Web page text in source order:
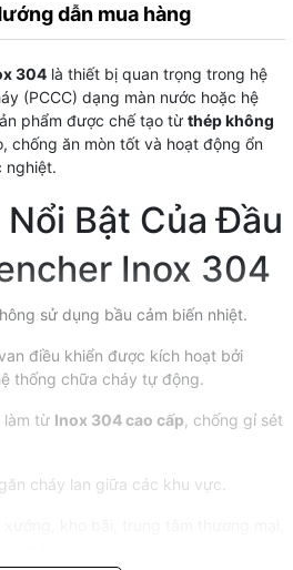
dẫn mua hàng
304là thiết bị quan trọng trong hệ
(PCCC) dạng màn nước hoặc hệ
phẩm được chế tạo từ thép không
chống ăn mòn tốt và hoạt động ổn
nghiệt.
Bật Của Đầu
Inox 304
sử dụng bầu cảm biến nhiệt.
điều khiển được kích hoạt bởi
thống chữa cháy tự động.
làm từ Inox 304 cao cấp , chống gỉ sét
cháy lan giữa các khu vực.